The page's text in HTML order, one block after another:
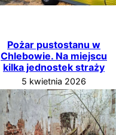
Pożar pustostanu w
Chlebowie. Na miejscu
kilka jednostek straży
5 kwietnia 2026